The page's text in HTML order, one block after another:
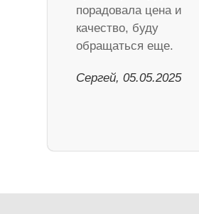
порадовала цена и
качество, буду
обращаться еще.
Сергей, 05.05.2025